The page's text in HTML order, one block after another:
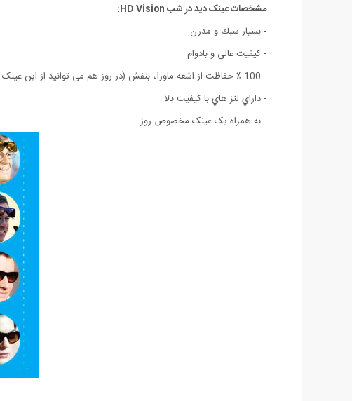
مشخصات عینک دید در شب HD Vision:
- بسیار سبك و مدرن
- کیفیت عالی و بادوام
- 100 ٪ حفاظت از اشعه ماوراء بنفش (در روز هم می توانید از این عینک استفاده نمایید)
- داراي لنز هاي با كيفيت بالا
- به همراه یک عینک مخصوص روز